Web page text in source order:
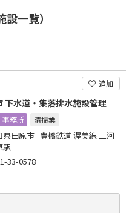
一覧）
追加
下水道・集落排水施設管理
事務所 清掃業
県田原市 豊橋鉄道 渥美線 三河
駅
33-0578